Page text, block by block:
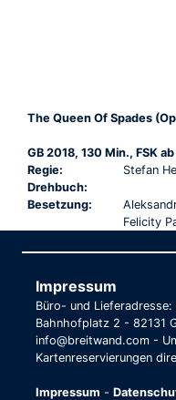
The Queen Of Spades
GB 2018, 130 Min., FSK
Regie:
Stefan
Drehbuch:
Besetzung:
Felicity
Impressum
Büro- und
Bahnhofplatz 2 - 82131
info@breitwand.com -
Kartenreservierungen
Impressum -